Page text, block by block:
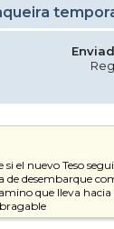
el nuevo Teso
de desembarque
que lleva